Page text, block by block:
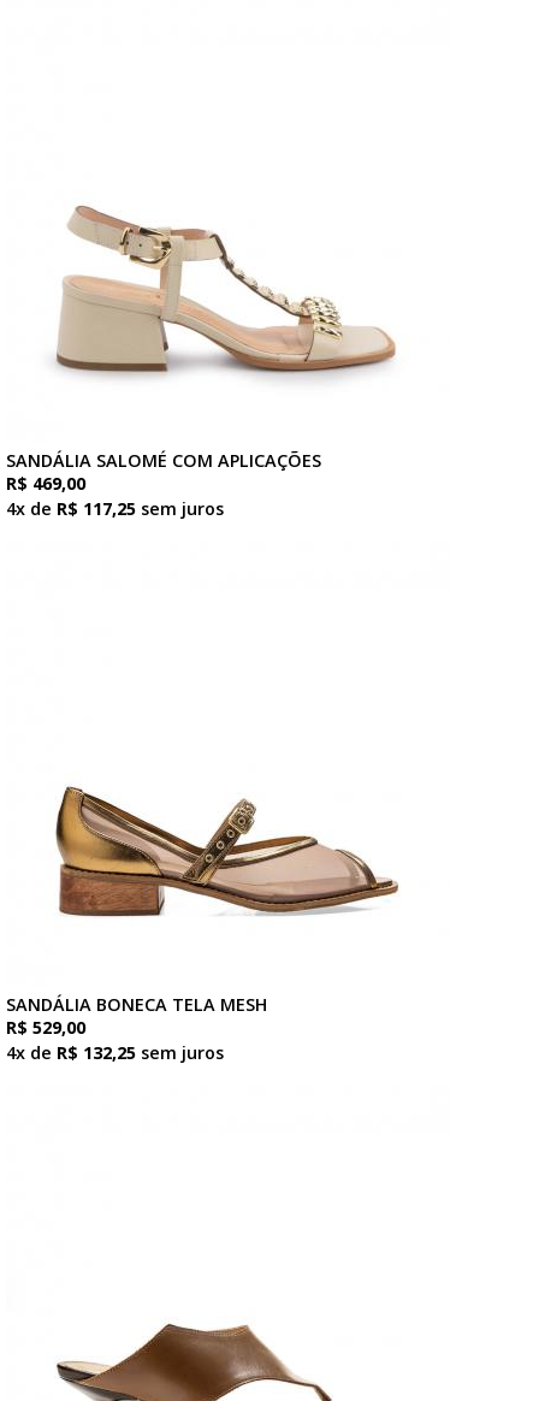
SANDÁLIA SALOMÉ COM APLICAÇÕES
R$ 469,00
4x de R$ 117,25 sem juros
SANDÁLIA BONECA TELA MESH
R$ 529,00
4x de R$ 132,25 sem juros